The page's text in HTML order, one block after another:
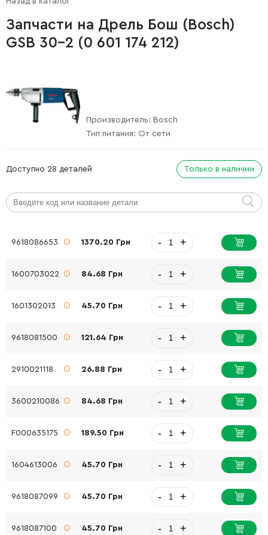
Запчасти на Дрель Бош (Bosch)
GSB 30-2 (0 601 174 212)
Производитель: Bosch
Тип питания: От сети
Доступно 28 деталей Только в наличии
9618086653 1370.20 Грн - +
1600703022 84.68 Грн - +
1601302013 45.70 Грн - +
9618081500 121.64 Грн - +
2910021118 26.88 Грн - +
3600210086 84.68 Грн - +
F000635175 189.50 Грн - +
1604613006 45.70 Грн - +
9618087099 45.70 Грн - +
9618087100 45.70 Грн - +